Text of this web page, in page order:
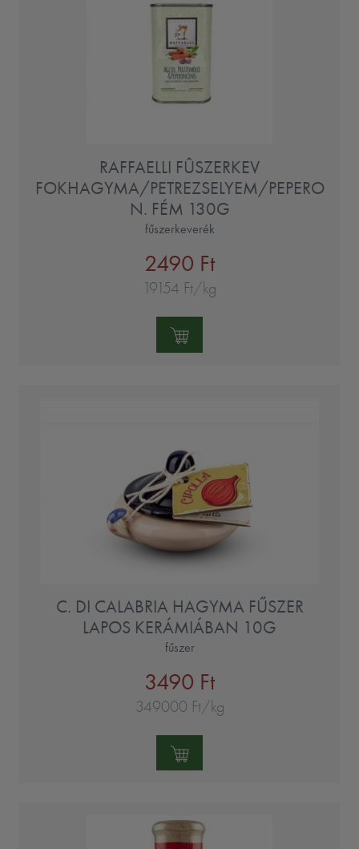
RAFFAELLI FÛSZERKEV
FOKHAGYMA/PETREZSELYEM/PEPERO
N. FÉM 130G
fűszerkeverék
2490 Ft
19154 Ft/kg
Mennyiség:
C. DI CALABRIA HAGYMA FŰSZER
LAPOS KERÁMIÁBAN 10G
fűszer
3490 Ft
349000 Ft/kg
Mennyiség: